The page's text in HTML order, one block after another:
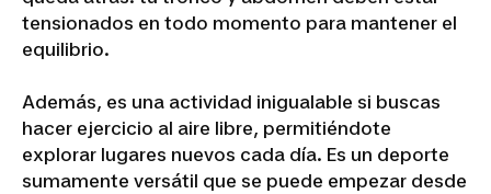
tensionados en todo momento para mantener el
equilibrio.
Además, es una actividad inigualable si buscas
hacer ejercicio al aire libre, permitiéndote
explorar lugares nuevos cada día. Es un deporte
sumamente versátil que se puede empezar desde